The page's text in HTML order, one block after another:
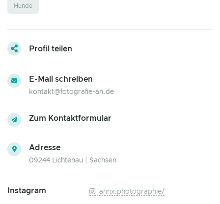
Hunde
Profil teilen
E-Mail schreiben
kontakt@fotografie-ah.de
Zum Kontaktformular
Adresse
09244 Lichtenau | Sachsen
Instagram annx.photographie/